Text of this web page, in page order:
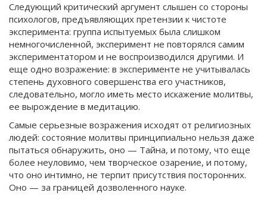
Следующий критический аргумент слышен со стороны
психологов, предъявляющих претензии к чистоте
эксперимента: группа испытуемых была слишком
немногочисленной, эксперимент не повторялся самим
экспериментатором и не воспроизводился другими. И
еще одно возражение: в эксперименте не учитывалась
степень духовного совершенства его участников,
следовательно, могло иметь место искажение молитвы,
ее вырождение в медитацию.
Самые серьезные возражения исходят от религиозных
людей: состояние молитвы принципиально нельзя даже
пытаться обнаружить, оно — Тайна, и потому, что еще
более неуловимо, чем творческое озарение, и потому,
что оно интимно, не терпит присутствия посторонних.
Оно — за границей дозволенного науке.